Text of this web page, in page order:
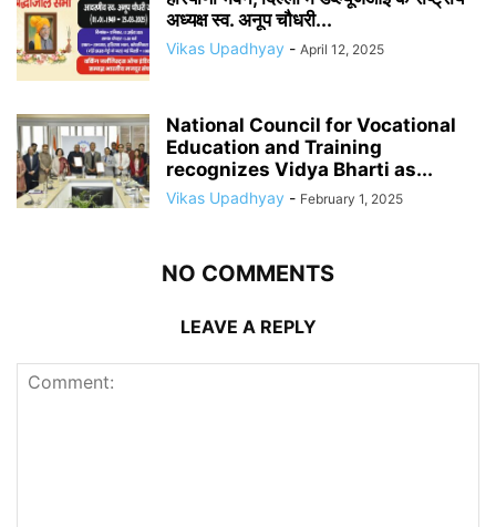
अध्यक्ष स्व. अनूप चौधरी...
Vikas Upadhyay - April 12, 2025
National Council for Vocational
Education and Training
recognizes Vidya Bharti as...
Vikas Upadhyay - February 1, 2025
NO COMMENTS
LEAVE A REPLY